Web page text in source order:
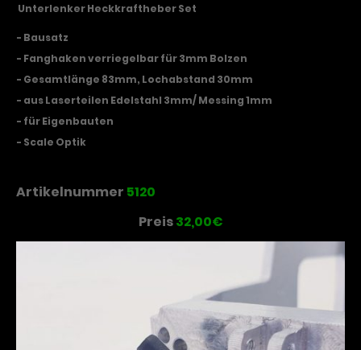
Unterlenker Heckkraftheber Set
- Bausatz
- Fanghaken verriegelbar für 3mm Bolzen
- Gesamtlänge 83mm, Lochabstand 30mm
- aus Laserteilen Edelstahl 3mm/ Messing 1mm
- für Eigenbauten
- Scale Optik
Artikelnummer 5120
Preis32,00€